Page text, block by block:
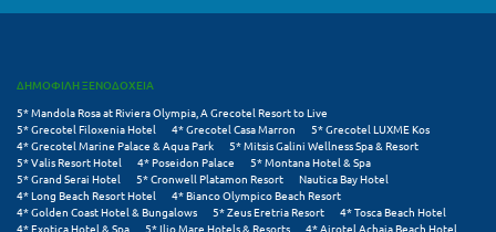
Ξυλόκαστρο
Ο
Ορεινή Αρκαδία
Ορεινή Ναυπακτία
ΔΗΜΟΦΙΛΗ ΞΕΝΟΔΟΧΕΙΑ
5* Mandola Rosa at Riviera Olympia, A Grecotel Resort to Live
5* Grecotel Filoxenia Hotel
4* Grecotel Casa Marron
5* Grecotel LUXME Kos
4* Grecotel Marine Palace & Aqua Park
5* Mitsis Galini Wellness Spa & Resort
5* Valis Resort Hotel
4* Poseidon Palace
5* Montana Hotel & Spa
5* Grand Serai Hotel
5* Cronwell Platamon Resort
Nautica Bay Hotel
4* Long Beach Resort Hotel
4* Bianco Olympico Beach Resort
4* Golden Coast Hotel & Bungalows
5* Zeus Eretria Resort
4* Tosca Beach Hotel
4* Exotica Hotel & Spa
5* Ilio Mare Hotels & Resorts
4* Airotel Achaia Beach Hotel